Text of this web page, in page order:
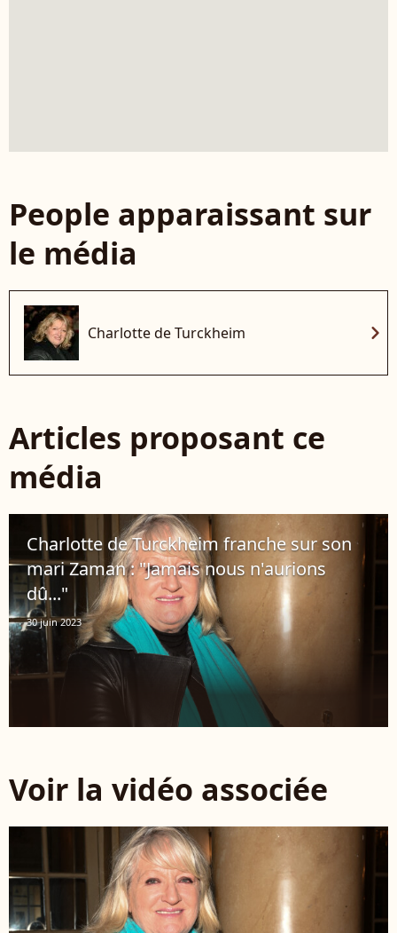
People apparaissant sur
le média
Charlotte de Turckheim chevron_right
Articles proposant ce
média
Charlotte de Turckheim franche sur son
mari Zaman : "Jamais nous n'aurions
dû..."
30 juin 2023
Voir la vidéo associée